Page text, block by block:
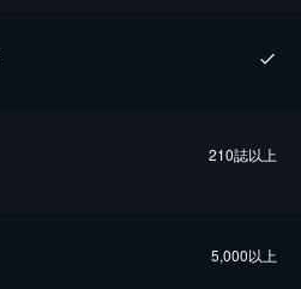
210誌以上
5,000以上